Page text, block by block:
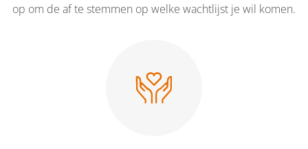
op om de af te stemmen op welke wachtlijst je wil komen.